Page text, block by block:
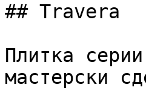
## Travera
Плитка
мастерски